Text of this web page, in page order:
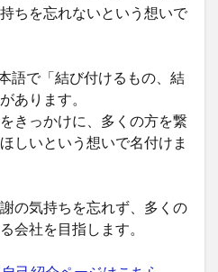
ちを忘れないという想いで
語で「結び付けるもの、結
あります。
きっかけに、多くの方を繋
しいという想いで名付けま
の気持ちを忘れず、多くの
会社を目指します。